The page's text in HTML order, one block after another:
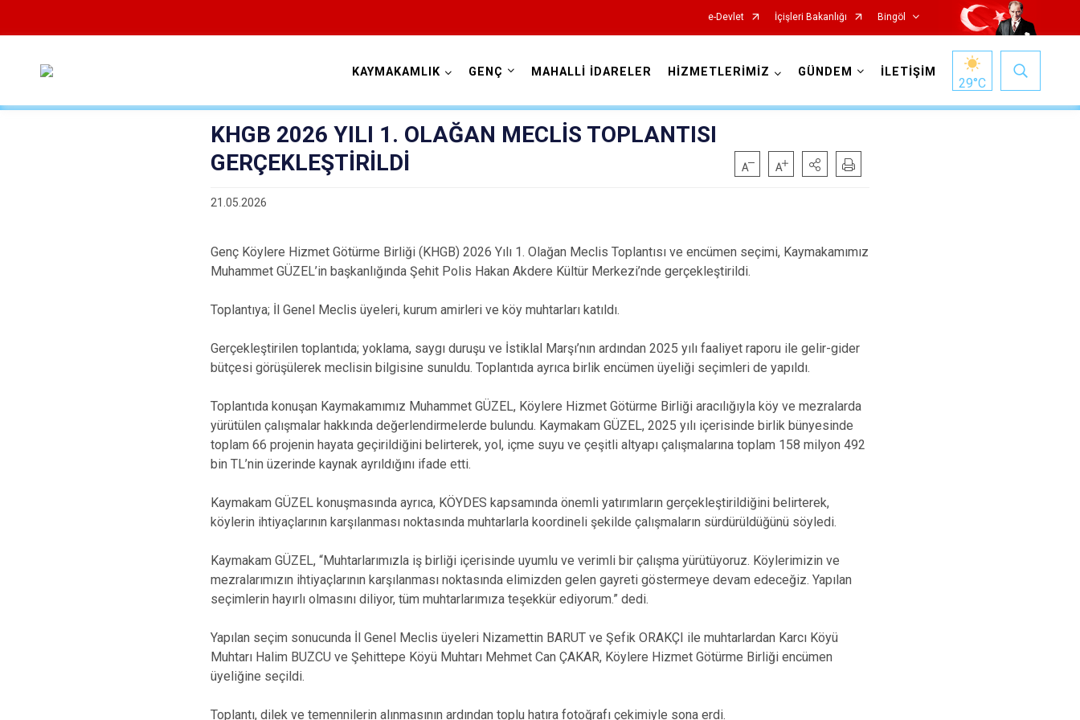
e-Devlet İçişleri Bakanlığı Bingöl
Adaklı
Genç
Solhan
Yedisu
KAYMAKAMLIK GENÇ MAHALLİ İDARELER HİZMETLERİMİZ GÜNDEM İLETİŞİM
29°C
KHGB 2026 YILI 1. OLAĞAN MECLİS TOPLANTISI
GERÇEKLEŞTİRİLDİ
21.05.2026
Genç Köylere Hizmet Götürme Birliği (KHGB) 2026 Yılı 1. Olağan Meclis Toplantısı ve encümen seçimi, Kaymakamımız
Muhammet GÜZEL’in başkanlığında Şehit Polis Hakan Akdere Kültür Merkezi’nde gerçekleştirildi.
Toplantıya; İl Genel Meclis üyeleri, kurum amirleri ve köy muhtarları katıldı.
Gerçekleştirilen toplantıda; yoklama, saygı duruşu ve İstiklal Marşı’nın ardından 2025 yılı faaliyet raporu ile gelir-gider
bütçesi görüşülerek meclisin bilgisine sunuldu. Toplantıda ayrıca birlik encümen üyeliği seçimleri de yapıldı.
Toplantıda konuşan Kaymakamımız Muhammet GÜZEL, Köylere Hizmet Götürme Birliği aracılığıyla köy ve mezralarda
yürütülen çalışmalar hakkında değerlendirmelerde bulundu. Kaymakam GÜZEL, 2025 yılı içerisinde birlik bünyesinde
toplam 66 projenin hayata geçirildiğini belirterek, yol, içme suyu ve çeşitli altyapı çalışmalarına toplam 158 milyon 492
bin TL’nin üzerinde kaynak ayrıldığını ifade etti.
Kaymakam GÜZEL konuşmasında ayrıca, KÖYDES kapsamında önemli yatırımların gerçekleştirildiğini belirterek,
köylerin ihtiyaçlarının karşılanması noktasında muhtarlarla koordineli şekilde çalışmaların sürdürüldüğünü söyledi.
Kaymakam GÜZEL, “Muhtarlarımızla iş birliği içerisinde uyumlu ve verimli bir çalışma yürütüyoruz. Köylerimizin ve
mezralarımızın ihtiyaçlarının karşılanması noktasında elimizden gelen gayreti göstermeye devam edeceğiz. Yapılan
seçimlerin hayırlı olmasını diliyor, tüm muhtarlarımıza teşekkür ediyorum.” dedi.
Yapılan seçim sonucunda İl Genel Meclis üyeleri Nizamettin BARUT ve Şefik ORAKÇI ile muhtarlardan Karcı Köyü
Muhtarı Halim BUZCU ve Şehittepe Köyü Muhtarı Mehmet Can ÇAKAR, Köylere Hizmet Götürme Birliği encümen
üyeliğine seçildi.
Toplantı, dilek ve temennilerin alınmasının ardından toplu hatıra fotoğrafı çekimiyle sona erdi.